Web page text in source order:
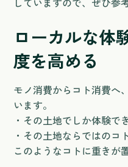
ローカルな体
度を高める
モノ消費からコト消費へ
います。
・その土地でしか体験で
・その土地ならではのコ
このようなコトに重きが